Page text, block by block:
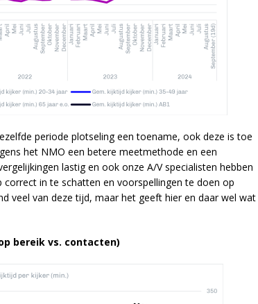
periode plotseling een toename, ook deze is toe
het NMO een betere meetmethode en een
lastig en ook onze A/V specialisten hebben
in te schatten en voorspellingen te doen op
veel van deze tijd, maar het geeft hier en daar wel wat
bereik vs. contacten)